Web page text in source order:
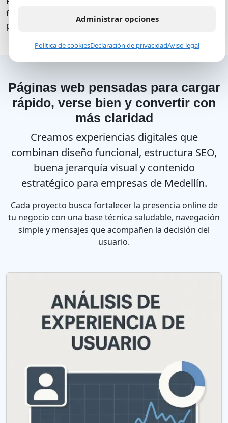
formularios e interacción para dejar tu sitio listo para
publicarse y crecer.
Páginas web pensadas para cargar
rápido, verse bien y convertir con
más claridad
Creamos experiencias digitales que
combinan diseño funcional, estructura SEO,
buena jerarquía visual y contenido
estratégico para empresas de Medellín.
Cada proyecto busca fortalecer la presencia online de
tu negocio con una base técnica saludable, navegación
simple y mensajes que acompañen la decisión del
usuario.
Administrar opciones
Política de cookiesDeclaración de privacidadAviso legal